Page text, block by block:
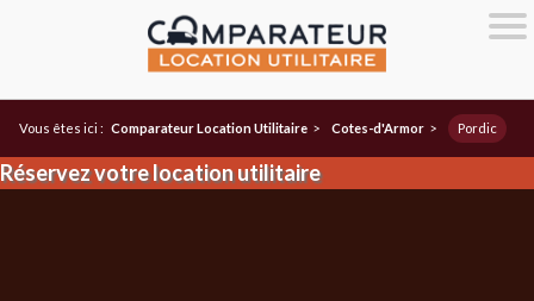
Vous êtes ici : Comparateur Location Utilitaire > Cotes-d'Armor > Pordic
Réservez votre location utilitaire